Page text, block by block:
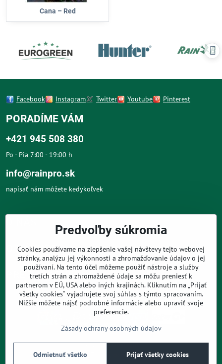
Cana – Red
Facebook Instagram Twitter Youtube Pinterest
PORADÍME VÁM
+421 945 508 380
Po - Pia 7:00 - 19:00 h
info@rainpro.sk
napísať nám môžete kedykoľvek
O NÁKUPE
PRE ZÁKAZNÍKOV
©2026Copyright
Predvoľby súkromia
Zásady ochrany osobných údajov
Predvoľby súkromia
Cookies používame na zlepšenie vašej návštevy tejto webovej
stránky, analýzu jej výkonnosti a zhromažďovanie údajov o jej
používaní. Na tento účel môžeme použiť nástroje a služby
tretích strán a zhromaždené údaje sa môžu preniesť k
partnerom v EÚ, USA alebo iných krajinách. Kliknutím na „Prijať
všetky cookies“ vyjadrujete svoj súhlas s týmto spracovaním.
Nižšie môžete nájsť podrobné informácie alebo upraviť svoje
preferencie.
Zásady ochrany osobných údajov
Prijať všetky cookies
Odmietnuť všetko